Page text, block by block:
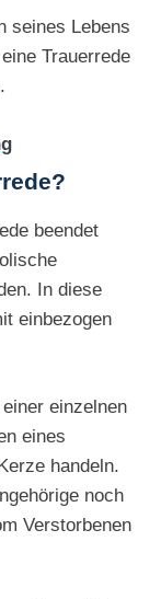
seines Lebens
Trauerrede
beendet
In diese
einbezogen
einzelnen
eines
handeln.
noch
Verstorbenen